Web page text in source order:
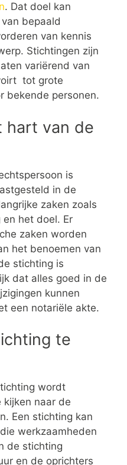
. Dat doel kan
bepaald
van kennis
Stichtingen zijn
variërend van
tot grote
bekende personen.
hart van de
is
in de
zaken zoals
het doel. Er
zaken worden
het benoemen van
stichting is
dat alles goed in de
kunnen
een notariële akte.
te
wordt
naar de
Een stichting kan
werkzaamheden
de stichting
en de oprichters